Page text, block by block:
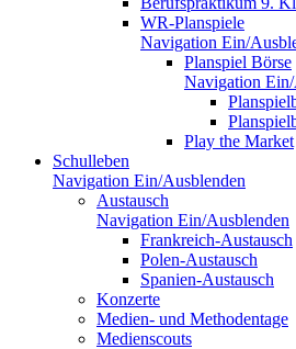
WR-Planspiele
Navigation Ein/
Planspiel Börse
Navigation
Play the Market
Schulleben
Navigation Ein/Ausblenden
Austausch
Navigation Ein/Ausblenden
Frankreich-Austausch
Polen-Austausch
Spanien-Austausch
Konzerte
Medien- und Methodentage
Medienscouts